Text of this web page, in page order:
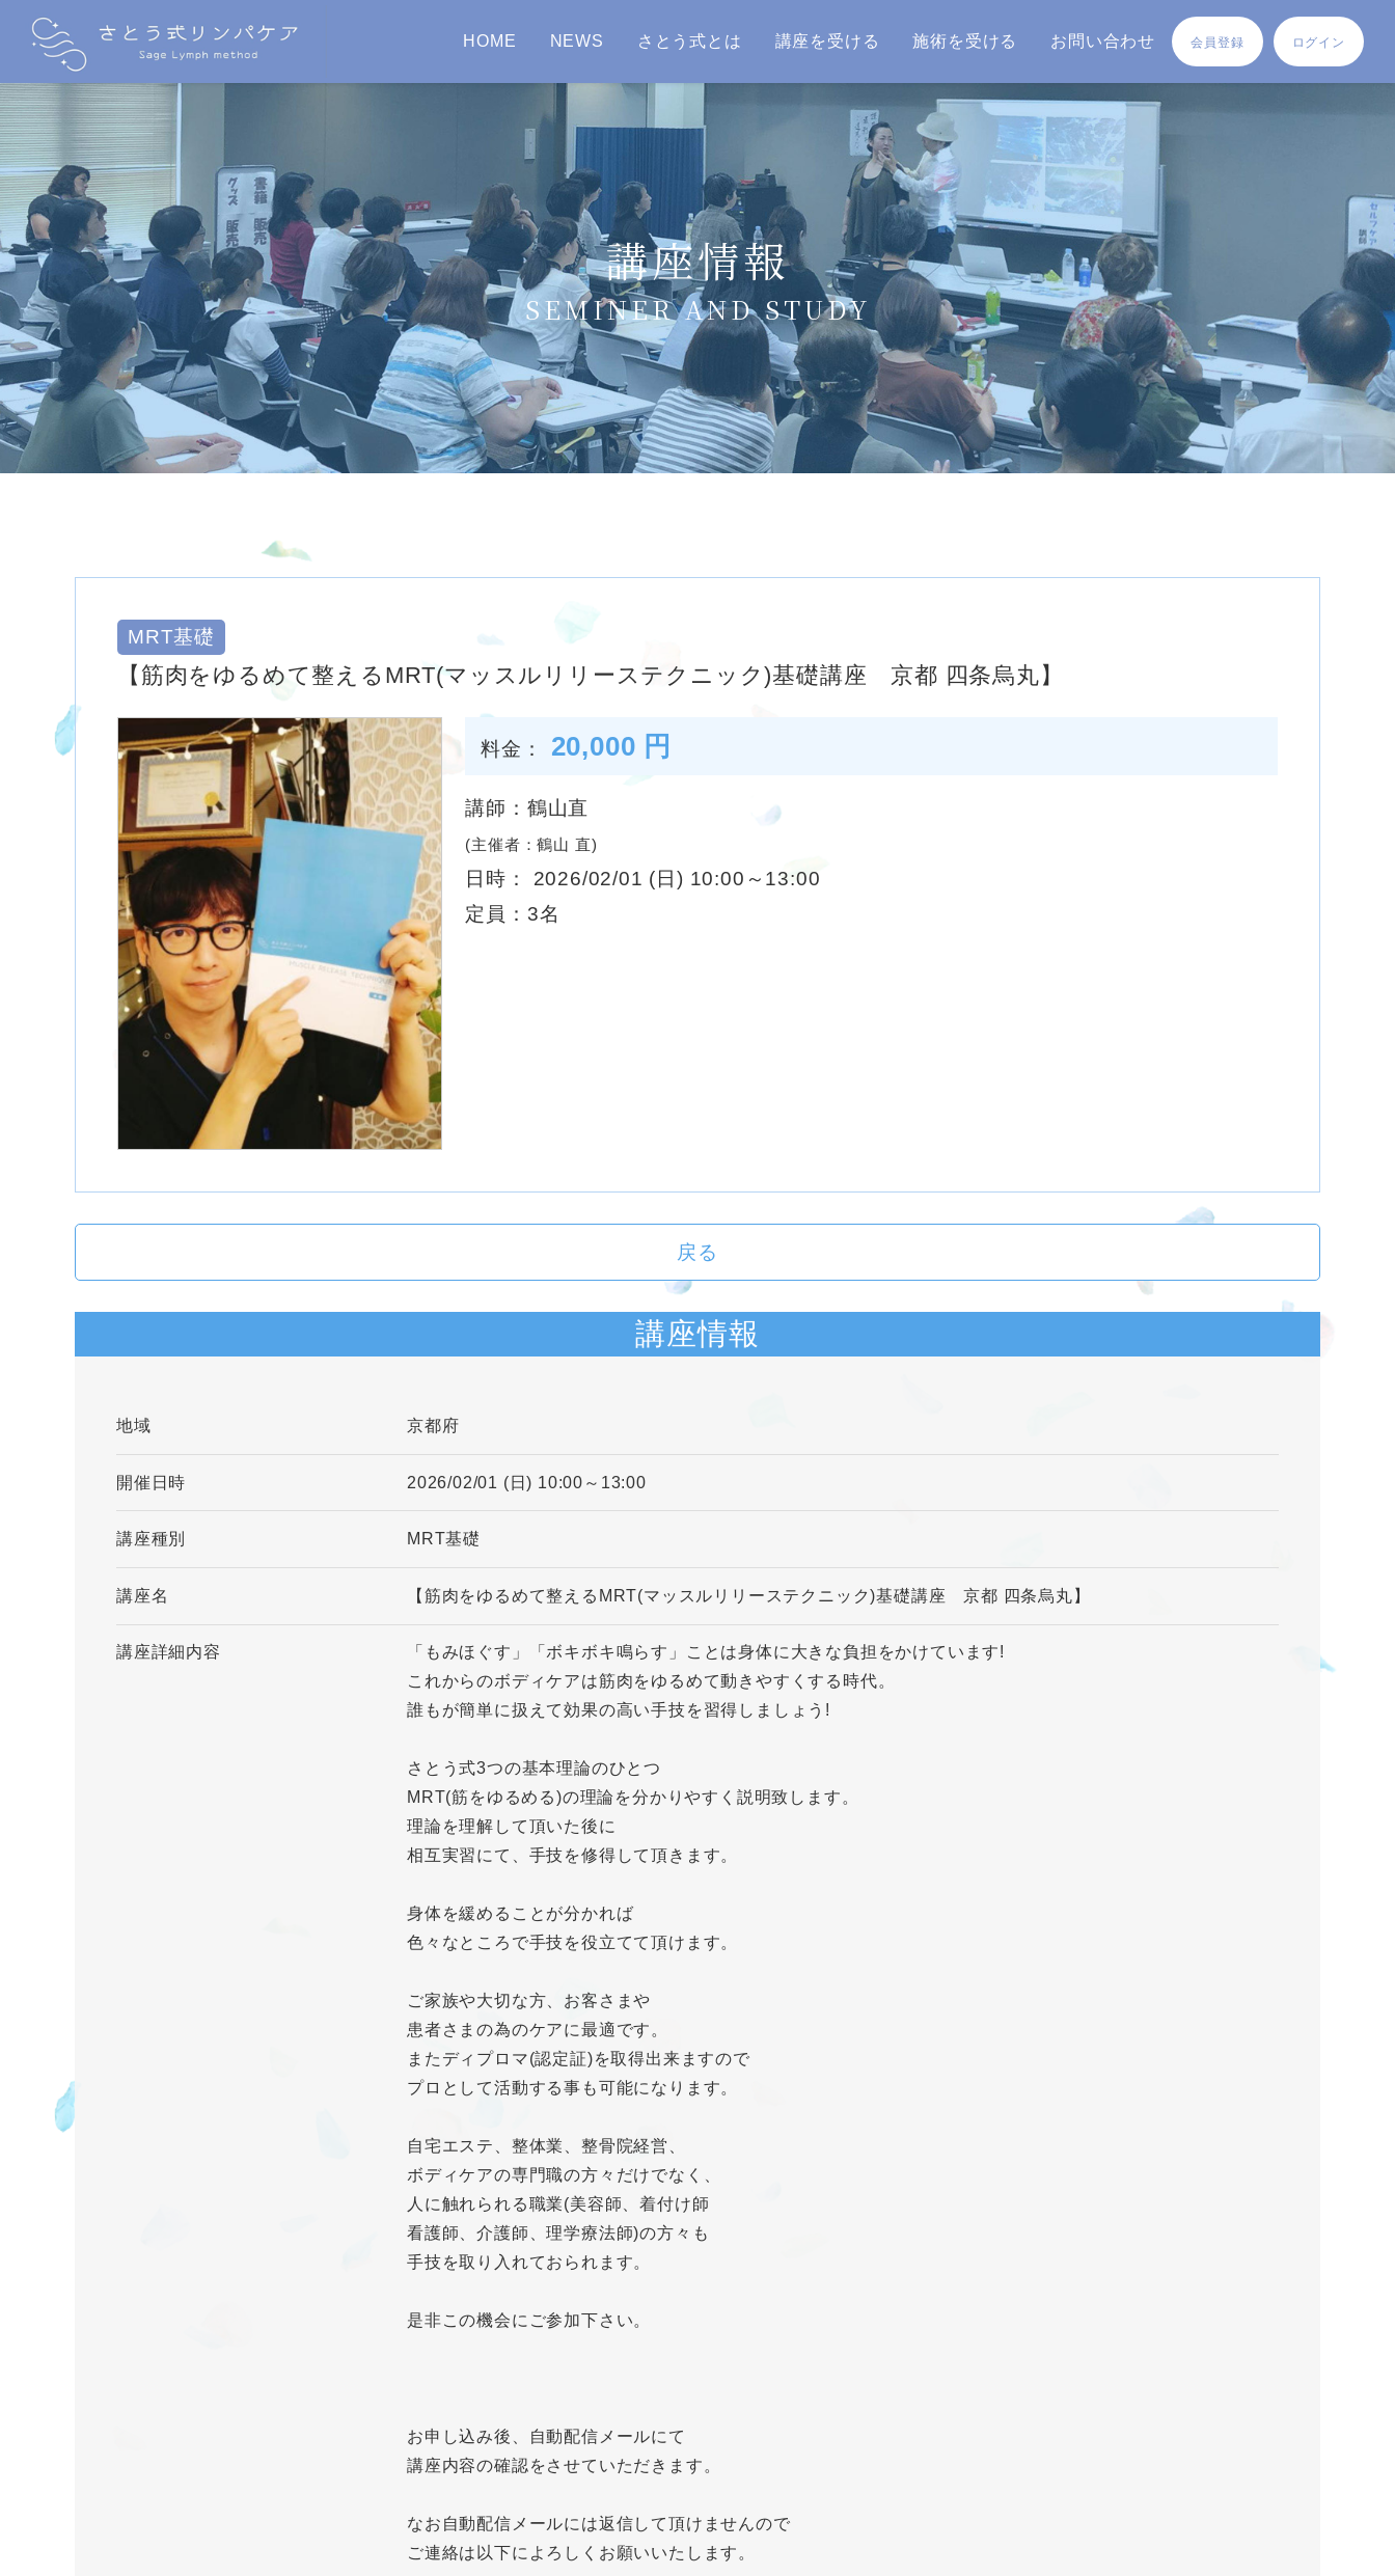
HOME NEWS さとう式とは 講座を受ける 施術を受ける お問い合わせ 会員登録 ログイン
講座情報
SEMINER AND STUDY
MRT基礎
【筋肉をゆるめて整えるMRT(マッスルリリーステクニック)基礎講座 京都 四条烏丸】
料金： 20,000 円
講師：鶴山直
(主催者：鶴山 直)
日時： 2026/02/01 (日) 10:00～13:00
定員：3名
戻る
講座情報
地域 京都府
開催日時 2026/02/01 (日) 10:00～13:00
講座種別 MRT基礎
講座名 【筋肉をゆるめて整えるMRT(マッスルリリーステクニック)基礎講座 京都 四条烏丸】
講座詳細内容
「もみほぐす」「ボキボキ鳴らす」ことは身体に大きな負担をかけています!
これからのボディケアは筋肉をゆるめて動きやすくする時代。
誰もが簡単に扱えて効果の高い手技を習得しましょう!
さとう式3つの基本理論のひとつ
MRT(筋をゆるめる)の理論を分かりやすく説明致します。
理論を理解して頂いた後に
相互実習にて、手技を修得して頂きます。
身体を緩めることが分かれば
色々なところで手技を役立てて頂けます。
ご家族や大切な方、お客さまや
患者さまの為のケアに最適です。
またディプロマ(認定証)を取得出来ますので
プロとして活動する事も可能になります。
自宅エステ、整体業、整骨院経営、
ボディケアの専門職の方々だけでなく、
人に触れられる職業(美容師、着付け師
看護師、介護師、理学療法師)の方々も
手技を取り入れておられます。
是非この機会にご参加下さい。
お申し込み後、自動配信メールにて
講座内容の確認をさせていただきます。
なお自動配信メールには返信して頂けませんので
ご連絡は以下によろしくお願いいたします。